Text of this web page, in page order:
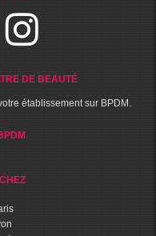
DE BEAUTÉ
établissement sur BPDM.